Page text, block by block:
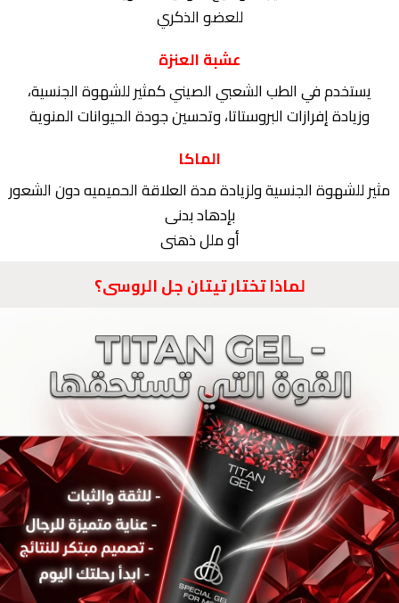
للعضو الذكري
عشبة العنزة
يستخدم في الطب الشعبي الصيني كمثير للشهوة الجنسية،
وزيادة إفرازات البروستاتا، وتحسين جودة الحيوانات المنوية
الماكا
مثير للشهوة الجنسية ولزيادة مدة العلاقة الحميميه دون الشعور
بإدهاد بدنى
أو ملل ذهنى
لماذا تختار تيتان جل الروسى؟